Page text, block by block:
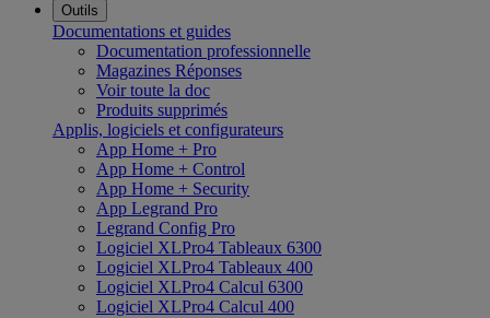
Outils
Documentations et guides
Documentation professionnelle
Magazines Réponses
Voir toute la doc
Produits supprimés
Applis, logiciels et configurateurs
App Home + Pro
App Home + Control
App Home + Security
App Legrand Pro
Legrand Config Pro
Logiciel XLPro4 Tableaux 6300
Logiciel XLPro4 Tableaux 400
Logiciel XLPro4 Calcul 6300
Logiciel XLPro4 Calcul 400